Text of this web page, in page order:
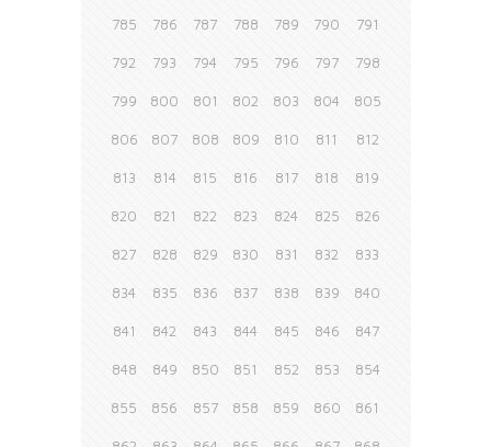
785 786 787 788 789 790 791
792 793 794 795 796 797 798
799 800 801 802 803 804 805
806 807 808 809 810 811 812
813 814 815 816 817 818 819
820 821 822 823 824 825 826
827 828 829 830 831 832 833
834 835 836 837 838 839 840
841 842 843 844 845 846 847
848 849 850 851 852 853 854
855 856 857 858 859 860 861